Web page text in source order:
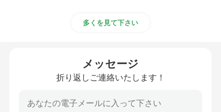
住宅のエネルギー蓄積 システム
商業用電池の貯蔵システム
多くを見て下さい
メッセージ
折り返しご連絡いたします！